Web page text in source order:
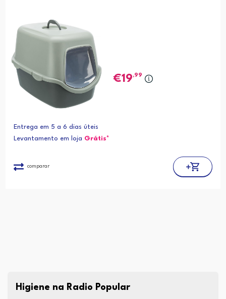
19,99
Entrega em 5 a 6 dias úteis
Levantamento em loja Grátis*
comparar
Higiene na Radio Popular